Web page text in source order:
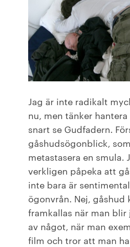
Jag är inte radikalt
nu, men tänker
snart se Gudfadern.
gåshudsögonblick,
metastasera en smula.
verkligen påpeka att
inte bara är
ögonvrån. Nej, gåshud
framkallas när man
av något, när man
film och tror att man